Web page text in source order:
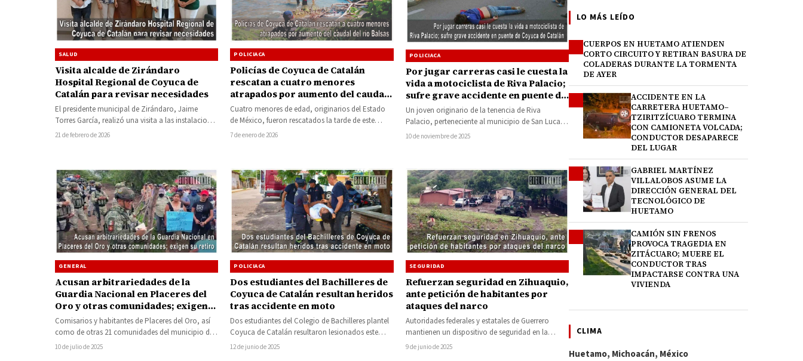
SALUD
Visita alcalde de Zirándaro
Hospital Regional de Coyuca de
Catalán para revisar necesidades
El presidente municipal de Zirándaro, Jaime
Torres García, realizó una visita a las instalaciones
del Hospital Regional de Coyuca de…
21 de febrero de 2026
POLICIACA
Policías de Coyuca de Catalán
rescatan a cuatro menores
atrapados por aumento del caudal
del río Balsas
Cuatro menores de edad, originarios del Estado
de México, fueron rescatados la tarde de este
martes cuando se encontraban bañándose…
7 de enero de 2026
POLICIACA
Por jugar carreras casi le cuesta la
vida a motociclista de Riva Palacio;
sufre grave accidente en puente de
Coyuca de Catalán
Un joven originario de la tenencia de Riva
Palacio, perteneciente al municipio de San Lucas,
Michoacán, resultó gravemente herido tras…
10 de noviembre de 2025
GENERAL
Acusan arbitrariedades de la
Guardia Nacional en Placeres del
Oro y otras comunidades; exigen
su retiro
Comisarios y habitantes de Placeres del Oro, así
como de otras 21 comunidades del municipio de
Coyuca de Catalán, Guerrero,…
10 de julio de 2025
POLICIACA
Dos estudiantes del Bachilleres de
Coyuca de Catalán resultan heridos
tras accidente en moto
Dos estudiantes del Colegio de Bachilleres plantel
Coyuca de Catalán resultaron lesionados este
jueves tras verse involucrados en un accidente…
12 de junio de 2025
SEGURIDAD
Refuerzan seguridad en Zihuaquio,
ante petición de habitantes por
ataques del narco
Autoridades federales y estatales de Guerrero
mantienen un dispositivo de seguridad en la
localidad de Zihuaquio, ubicada en el
9 de junio de 2025
LO MÁS LEÍDO
CUERPOS EN HUETAMO ATIENDEN
CORTO CIRCUITO Y RETIRAN BASURA DE
COLADERAS DURANTE LA TORMENTA
DE AYER
ACCIDENTE EN LA
CARRETERA HUETAMO–
TZIRITZÍCUARO TERMINA
CON CAMIONETA VOLCADA;
CONDUCTOR DESAPARECE
DEL LUGAR
GABRIEL MARTÍNEZ
VILLALOBOS ASUME LA
DIRECCIÓN GENERAL DEL
TECNOLÓGICO DE
HUETAMO
CAMIÓN SIN FRENOS
PROVOCA TRAGEDIA EN
ZITÁCUARO; MUERE EL
CONDUCTOR TRAS
IMPACTARSE CONTRA UNA
VIVIENDA
CLIMA
Huetamo, Michoacán, México